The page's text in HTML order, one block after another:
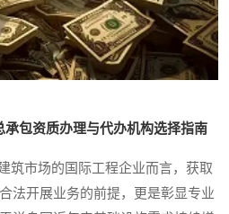
承包资质办理与代办机构选择指南
市场的国际工程企业而言，获取
法开展业务的前提，更是彰显专业